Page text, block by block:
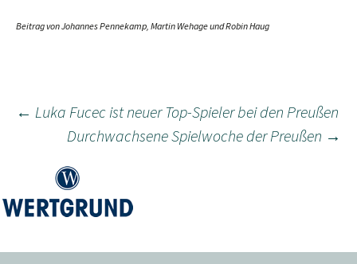
Beitrag von Johannes Pennekamp, Martin Wehage und Robin Haug
Beitragsnavigation
← Luka Fucec ist neuer Top-Spieler bei den Preußen
Durchwachsene Spielwoche der Preußen →